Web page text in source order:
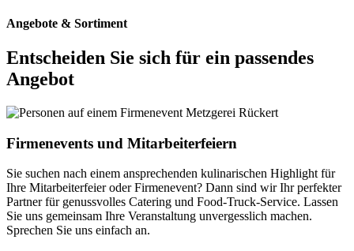
Angebote & Sortiment
Entscheiden Sie sich für ein passendes
Angebot
Firmenevents und Mitarbeiterfeiern
Sie suchen nach einem ansprechenden kulinarischen Highlight für
Ihre Mitarbeiterfeier oder Firmenevent? Dann sind wir Ihr perfekter
Partner für genussvolles Catering und Food-Truck-Service. Lassen
Sie uns gemeinsam Ihre Veranstaltung unvergesslich machen.
Sprechen Sie uns einfach an.